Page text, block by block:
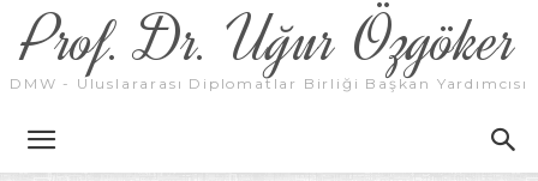
Prof. Dr. Uğur Özgöker
DMW - Uluslararası Diplomatlar Birliği Başkan Yardımcısı